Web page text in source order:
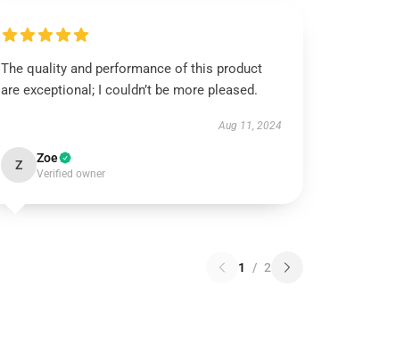
The quality and performance of this product
are exceptional; I couldn’t be more pleased.
Aug 11, 2024
Z Zoe
Verified owner
1 / 2